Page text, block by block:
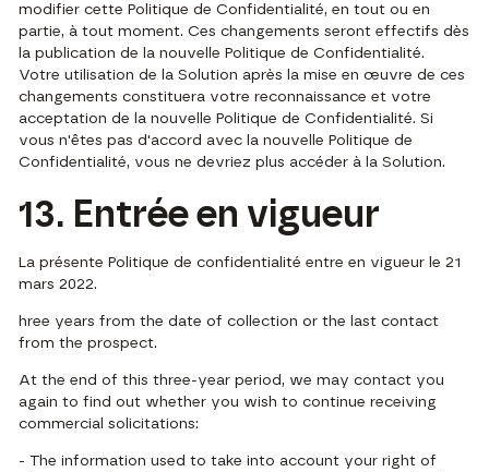
modifier cette Politique de Confidentialité, en tout ou en
partie, à tout moment. Ces changements seront effectifs dès
la publication de la nouvelle Politique de Confidentialité.
Votre utilisation de la Solution après la mise en œuvre de ces
changements constituera votre reconnaissance et votre
acceptation de la nouvelle Politique de Confidentialité. Si
vous n'êtes pas d'accord avec la nouvelle Politique de
Confidentialité, vous ne devriez plus accéder à la Solution.
13. Entrée en vigueur
La présente Politique de confidentialité entre en vigueur le 21
mars 2022.
hree years from the date of collection or the last contact
from the prospect.
At the end of this three-year period, we may contact you
again to find out whether you wish to continue receiving
commercial solicitations:
- The information used to take into account your right of